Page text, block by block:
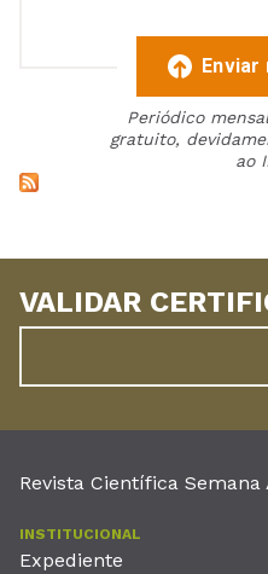
Enviar
Periódico
gratuito,
ao
VALIDAR
Revista Científica Semana
INSTITUCIONAL
Expediente